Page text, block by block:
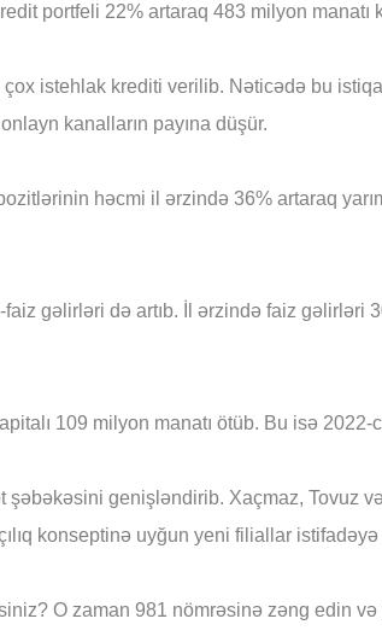
portfeli 22% artaraq 483 milyon manatı
istehlak krediti verilib. Nəticədə bu
kanalların payına düşür.
həcmi il ərzində 36% artaraq
gəlirləri də artıb. İl ərzində faiz gəlirləri
109 milyon manatı ötüb. Bu isə
genişləndirib. Xaçmaz, Tovuz
konseptinə uyğun yeni filiallar
O zaman 981 nömrəsinə zəng edin və